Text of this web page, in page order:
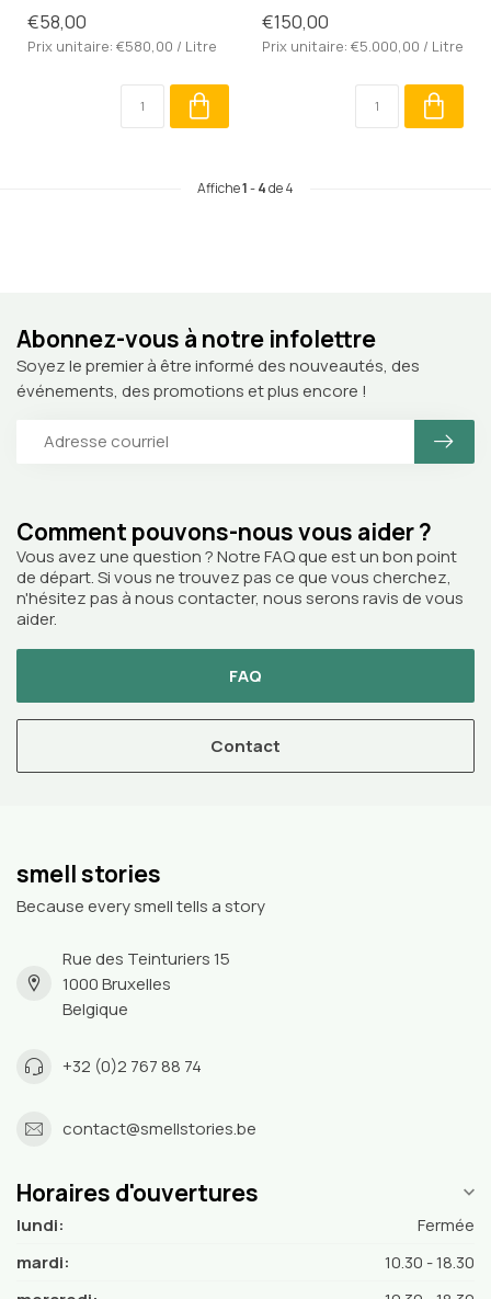
€58,00
Prix unitaire: €580,00 / Litre
€150,00
Prix unitaire: €5.000,00 / Litre
Affiche1-4de 4
Comment pouvons-nous vous aider ?
Vous avez une question ? Notre FAQ que est un bon point
de départ. Si vous ne trouvez pas ce que vous cherchez,
n'hésitez pas à nous contacter, nous serons ravis de vous
aider.
FAQ
Contact
Abonnez-vous à notre infolettre
Soyez le premier à être informé des nouveautés, des
événements, des promotions et plus encore !
smell stories
Because every smell tells a story
Rue des Teinturiers 15
1000 Bruxelles
Belgique
+32 (0)2 767 88 74
contact@smellstories.be
Horaires d'ouvertures
lundi:
Fermée
mardi:
10.30 - 18.30